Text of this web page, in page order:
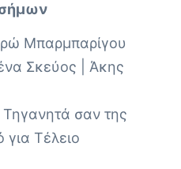
Μπαρμπαρίγου
Σκεύος | Άκης
σαν της
Τέλειο